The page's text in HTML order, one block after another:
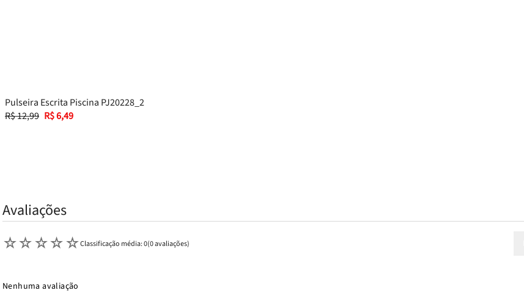
Pulseira Escrita Piscina PJ20228_2
R$12,99 R$6,49
Avaliações
☆☆☆☆☆Classificação média: 0(0 avaliações)
Nenhuma avaliação